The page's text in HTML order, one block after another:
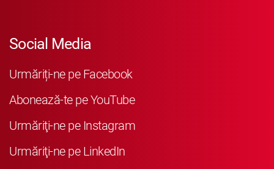
Social Media
Urmăriți-ne pe Facebook
Abonează-te pe YouTube
Urmăriţi-ne pe Instagram
Urmăriţi-ne pe LinkedIn